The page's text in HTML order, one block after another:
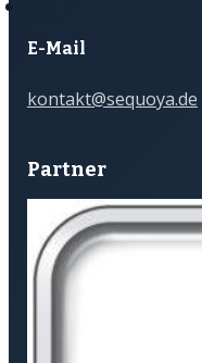
E-Mail
kontakt@sequoya.de
Partner